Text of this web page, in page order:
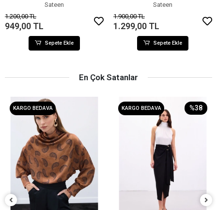
Sateen
1.200,00 TL
949,00 TL
Sepete Ekle
Sateen
1.900,00 TL
1.299,00 TL
Sepete Ekle
En Çok Satanlar
KARGO BEDAVA KARGO BEDAVA %38